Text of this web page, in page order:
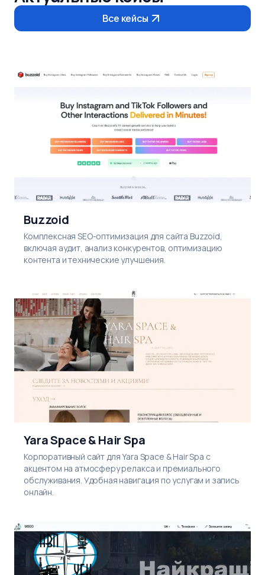
Все кейсы
Buzzoid
Комплексная SEO-оптимизация для сайта Buzzoid,
включая аудит, анализ конкурентов, оптимизацию
контента и технические улучшения.
Yara Space & Hair Spa
Корпоративный сайт для Yara Space & Hair Spa с
акцентом на атмосферу релакса и премиального
обслуживания. Удобная навигация по услугам и запись
онлайн.